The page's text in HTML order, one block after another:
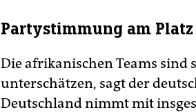
Partystimmung am Platz
Die afrikanischen Teams sind
unterschätzen, sagt der
Deutschland nimmt mit